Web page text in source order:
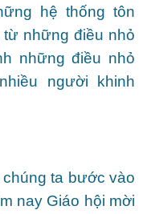
hệ thống tôn
những điều nhỏ
những điều nhỏ
người khinh
ta bước vào
nay Giáo hội mời